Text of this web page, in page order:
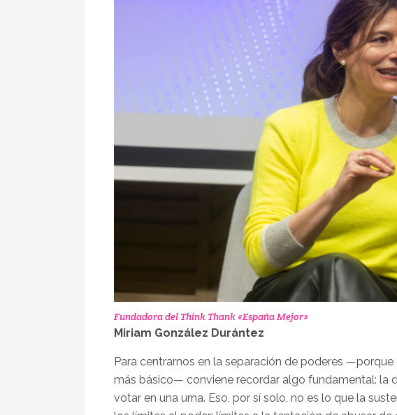
Fundadora del Think Thank «España Mejor»
Miriam González Durántez
Para centrarnos en la separación de poderes
más básico— conviene recordar algo fundamental: la
votar en una urna. Eso, por sí solo, no es lo que la